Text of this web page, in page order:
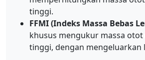
tinggi.
FFMI (Indeks Massa Bebas
khusus mengukur massa
tinggi, dengan mengeluarkan